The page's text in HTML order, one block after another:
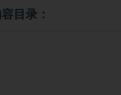
目录：